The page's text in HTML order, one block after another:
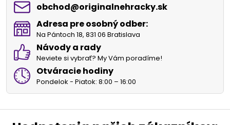
obchod​@originalnehracky​.sk
Adresa pre osobný odber:
Na Pántoch 18, 831 06 Bratislava
Návody a rady
Neviete si vybrať? My Vám poradíme!
Otváracie hodiny
Pondelok - Piatok: 8:00 – 16:00